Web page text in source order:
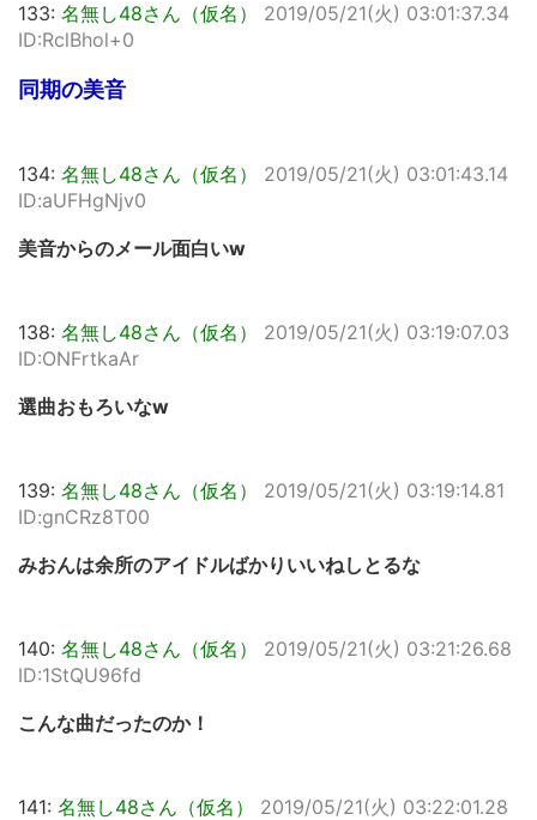
133: 名無し48さん（仮名）
2019/05/21(火) 03:01:37.34
ID:RclBhol+0
同期の美音
134: 名無し48さん（仮名）
2019/05/21(火) 03:01:43.14
ID:aUFHgNjv0
美音からのメール面白いw
138: 名無し48さん（仮名）
2019/05/21(火) 03:19:07.03
ID:ONFrtkaAr
選曲おもろいなw
139: 名無し48さん（仮名）
2019/05/21(火) 03:19:14.81
ID:gnCRz8T00
みおんは余所のアイドルばかりいいねしとるな
140: 名無し48さん（仮名）
2019/05/21(火) 03:21:26.68
ID:1StQU96fd
こんな曲だったのか！
141: 名無し48さん（仮名）
2019/05/21(火) 03:22:01.28